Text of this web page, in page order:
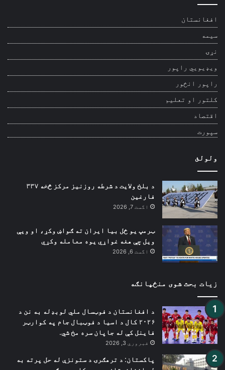
افغانستان
سیمه
نړۍ
ویډیويي راپور
راپور انځور
کلتور او تعلیم
اقتصاد
سپورت
ولولئ
د بلخ ولایت د شرطه روزنیز مرکز څخه ۳۳۷
فارغین
اگست 7, 2026
ټرمپ یو ځل بیا ایران ته ګواښ وکړ، او ویې
ویل چې هغه غواړي یوه معامله وکړي
اگست 6, 2026
زیات بحث شوی منځپانګه
د افغانستان د فوټسال ملي لوبډله به نن د
۲۰۲۶ کال د اسیا د فوټبال جام په کوارټر
فاینل کې له جاپان سره مخ شي.
فبروري 3, 2026
پاکستان: د ترهګرۍ د ستونزې له حل پرته به